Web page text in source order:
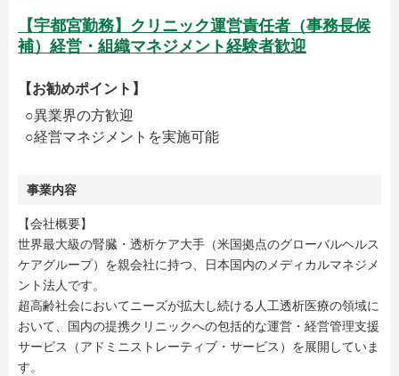
【宇都宮勤務】クリニック運営責任者（事務長候
補）経営・組織マネジメント経験者歓迎
【お勧めポイント】
○異業界の方歓迎
○経営マネジメントを実施可能
事業内容
【会社概要】
世界最大級の腎臓・透析ケア大手（米国拠点のグローバルヘルス
ケアグループ）を親会社に持つ、日本国内のメディカルマネジメ
ント法人です。
超高齢社会においてニーズが拡大し続ける人工透析医療の領域に
おいて、国内の提携クリニックへの包括的な運営・経営管理支援
サービス（アドミニストレーティブ・サービス）を展開していま
す。